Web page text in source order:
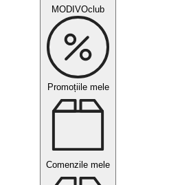
MODIVOclub
Promoțiile mele
Comenzile mele